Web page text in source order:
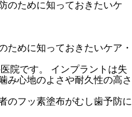
ために知っておきたいケア・
院です。 インプラントは失
み心地のよさや耐久性の高さ